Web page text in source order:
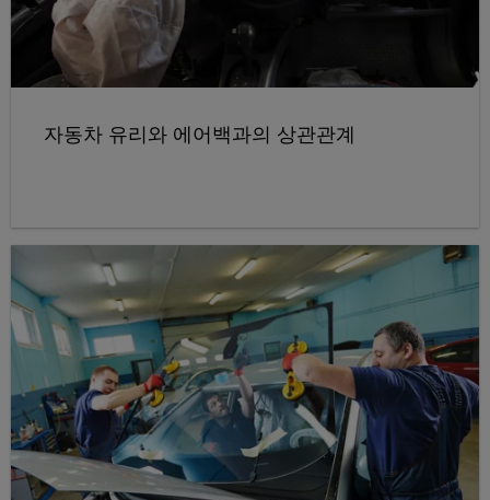
자동차 유리와 에어백과의 상관관계